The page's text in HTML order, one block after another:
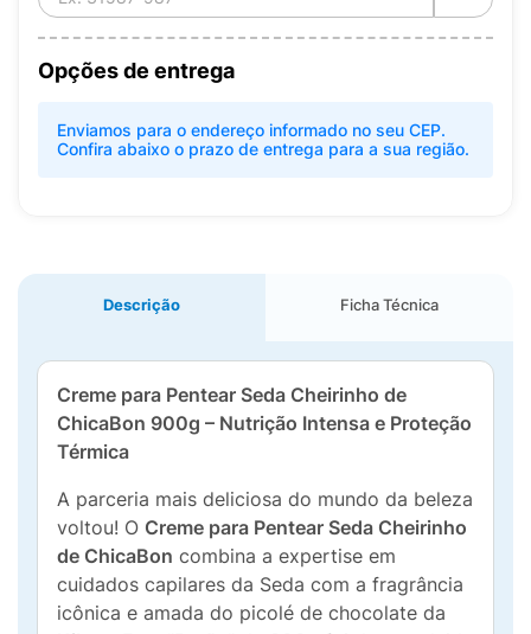
Opções de entrega
Enviamos para o endereço informado no seu CEP.
Confira abaixo o prazo de entrega para a sua região.
Descrição Ficha Técnica
Creme para Pentear Seda Cheirinho de
ChicaBon 900g – Nutrição Intensa e Proteção
Térmica
A parceria mais deliciosa do mundo da beleza
voltou! O Creme para Pentear Seda Cheirinho
de ChicaBon combina a expertise em
cuidados capilares da Seda com a fragrância
icônica e amada do picolé de chocolate da